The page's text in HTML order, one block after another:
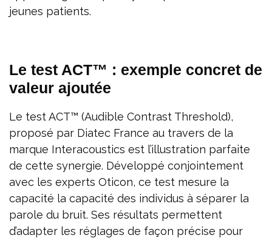
jeunes patients.
Le test ACT™ : exemple concret de
valeur ajoutée
Le test ACT™ (Audible Contrast Threshold),
proposé par Diatec France au travers de la
marque Interacoustics est l’illustration parfaite
de cette synergie. Développé conjointement
avec les experts Oticon, ce test mesure la
capacité la capacité des individus à séparer la
parole du bruit. Ses résultats permettent
d’adapter les réglages de façon précise pour